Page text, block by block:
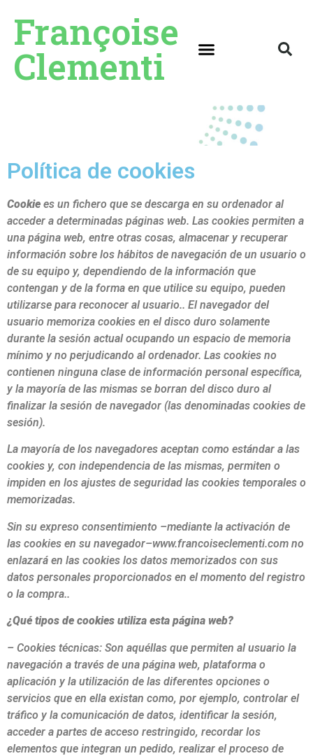
Françoise
Clementi
Política de cookies
Cookie es un fichero que se descarga en su ordenador al
acceder a determinadas páginas web. Las cookies permiten a
una página web, entre otras cosas, almacenar y recuperar
información sobre los hábitos de navegación de un usuario o
de su equipo y, dependiendo de la información que
contengan y de la forma en que utilice su equipo, pueden
utilizarse para reconocer al usuario.. El navegador del
usuario memoriza cookies en el disco duro solamente
durante la sesión actual ocupando un espacio de memoria
mínimo y no perjudicando al ordenador. Las cookies no
contienen ninguna clase de información personal específica,
y la mayoría de las mismas se borran del disco duro al
finalizar la sesión de navegador (las denominadas cookies de
sesión).
La mayoría de los navegadores aceptan como estándar a las
cookies y, con independencia de las mismas, permiten o
impiden en los ajustes de seguridad las cookies temporales o
memorizadas.
Sin su expreso consentimiento –mediante la activación de
las cookies en su navegador–www.francoiseclementi.com no
enlazará en las cookies los datos memorizados con sus
datos personales proporcionados en el momento del registro
o la compra..
¿Qué tipos de cookies utiliza esta página web?
– Cookies técnicas: Son aquéllas que permiten al usuario la
navegación a través de una página web, plataforma o
aplicación y la utilización de las diferentes opciones o
servicios que en ella existan como, por ejemplo, controlar el
tráfico y la comunicación de datos, identificar la sesión,
acceder a partes de acceso restringido, recordar los
elementos que integran un pedido, realizar el proceso de